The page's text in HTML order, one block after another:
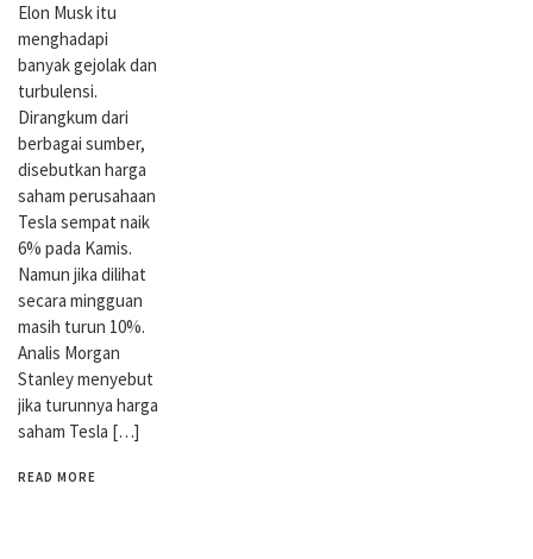
Elon Musk itu
menghadapi
banyak gejolak dan
turbulensi.
Dirangkum dari
berbagai sumber,
disebutkan harga
saham perusahaan
Tesla sempat naik
6% pada Kamis.
Namun jika dilihat
secara mingguan
masih turun 10%.
Analis Morgan
Stanley menyebut
jika turunnya harga
saham Tesla […]
READ MORE